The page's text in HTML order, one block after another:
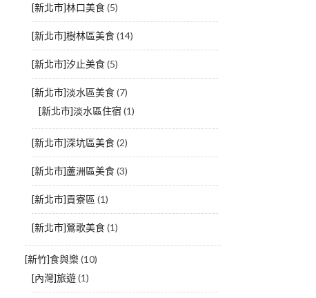
[新北市]林口美食(5)
[新北市]樹林區美食(14)
[新北市]汐止美食(5)
[新北市]淡水區美食(7)
[新北市]淡水區住宿 (1)
[新北市]深坑區美食(2)
[新北市]蘆洲區美食(3)
[新北市]貢寮區 (1)
[新北市]鶯歌美食(1)
[新竹]食與樂(10)
[內灣]旅遊(1)